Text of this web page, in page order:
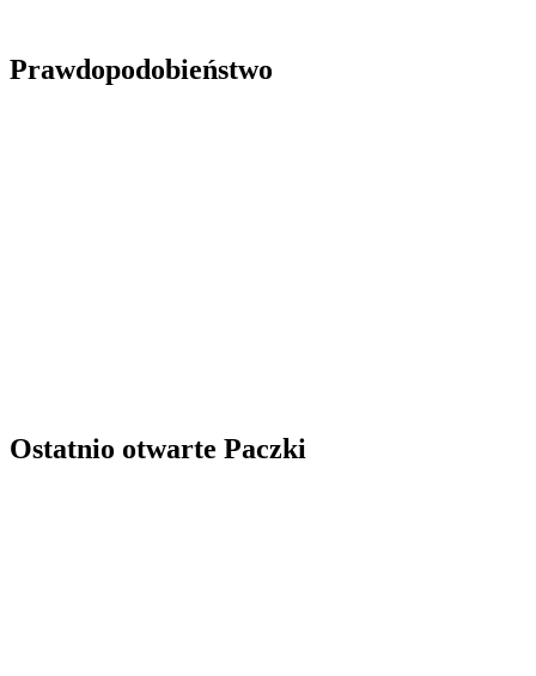
Prawdopodobieństwo
Ostatnio otwarte Paczki